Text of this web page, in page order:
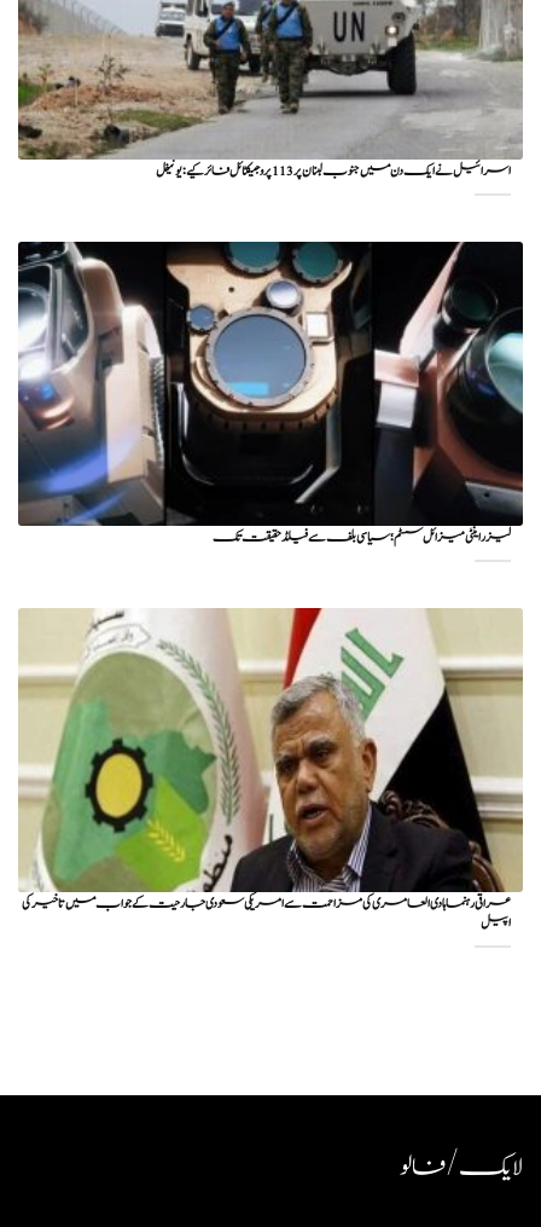
اسرائیل نے ایک دن میں جنوب لبنان پر 113 پروجیکٹائل فائر کیے: یونیفل
لیزر اینٹی میزائل سسٹم؛ سیاسی بلف سے فیلڈ حقیقت تک
عراقی رہنما ہادی العامری کی مزاحمت سے امریکی سعودی جارحیت کے جواب میں تاخیر کی
اپیل
لایک / فالو